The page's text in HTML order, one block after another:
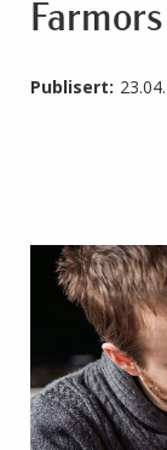
Publisert: